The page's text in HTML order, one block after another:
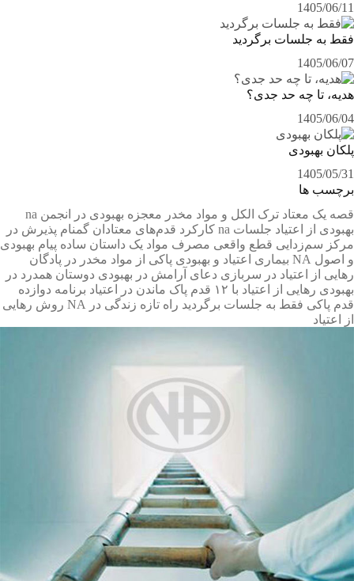
1405/06/11
فقط به جلسات برگردید
1405/06/07
هدیه، تا چه حد جدی؟
1405/06/04
پلکان بهبودی
1405/05/31
برچسب ها
قصه یک معتاد ترک الکل و مواد مخدر معجزه بهبودی در انجمن na
بهبودی از اعتیاد جلسات na
کارکرد قدم‌های معتادان گمنام پذیرش در
مرکز سم‌زدایی قطع واقعی مصرف مواد یک داستان ساده پیام بهبودی
و اصول NA
بیماری اعتیاد و بهبودی پاکی از مواد مخدر در پادگان
رهایی از اعتیاد در سربازی دعای آرامش در بهبودی دوستان همدرد در
بهبودی رهایی از اعتیاد با ۱۲ قدم پاک ماندن در اعتیاد برنامه دوازده
قدم پاکی فقط به جلسات برگردید راه تازه زندگی در NA
روش رهایی
از اعتیاد